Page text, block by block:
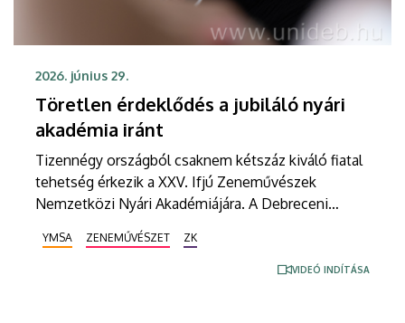
2026. június 29.
Töretlen érdeklődés a jubiláló nyári
akadémia iránt
Tizennégy országból csaknem kétszáz kiváló fiatal
tehetség érkezik a XXV. Ifjú Zeneművészek
Nemzetközi Nyári Akadémiájára. A Debreceni
találkozóján harmincöt hazai és külföldről érkező
mesteroktatató adja át tudását a hallgatóknak. A
YMSA ZENEMŰVÉSZET ZK
VIDEÓ INDÍTÁSA